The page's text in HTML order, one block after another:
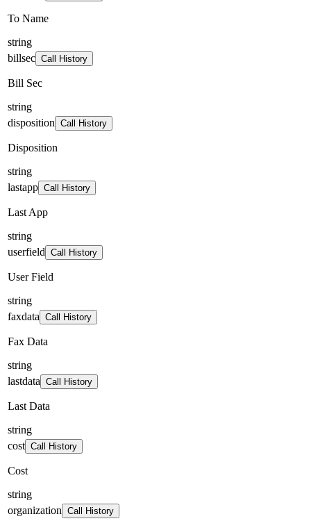
To Name
string
billsec Call History
Bill Sec
string
disposition Call History
Disposition
string
lastapp Call History
Last App
string
userfield Call History
User Field
string
faxdata Call History
Fax Data
string
lastdata Call History
Last Data
string
cost Call History
Cost
string
organization Call History